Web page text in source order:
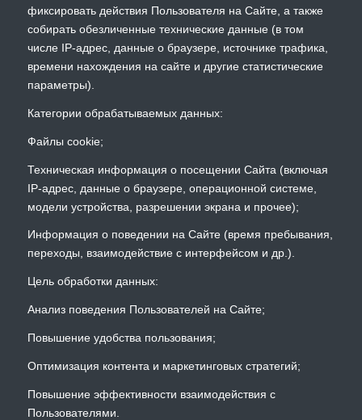
фиксировать действия Пользователя на Сайте, а также
собирать обезличенные технические данные (в том
числе IP-адрес, данные о браузере, источнике трафика,
времени нахождения на сайте и другие статистические
параметры).
Категории обрабатываемых данных:
Файлы cookie;
Техническая информация о посещении Сайта (включая
IP-адрес, данные о браузере, операционной системе,
модели устройства, разрешении экрана и прочее);
Информация о поведении на Сайте (время пребывания,
переходы, взаимодействие с интерфейсом и др.).
Цель обработки данных:
Анализ поведения Пользователей на Сайте;
Повышение удобства пользования;
Оптимизация контента и маркетинговых стратегий;
Повышение эффективности взаимодействия с
Пользователями.